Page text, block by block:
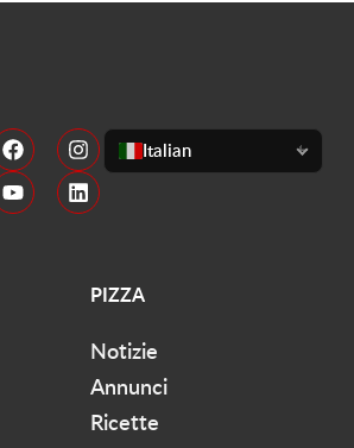
Italian
PIZZA
Notizie
Annunci
Ricette